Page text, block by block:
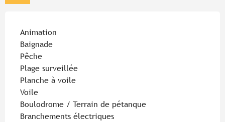
Animation
Baignade
Pêche
Plage surveillée
Planche à voile
Voile
Boulodrome / Terrain de pétanque
Branchements électriques